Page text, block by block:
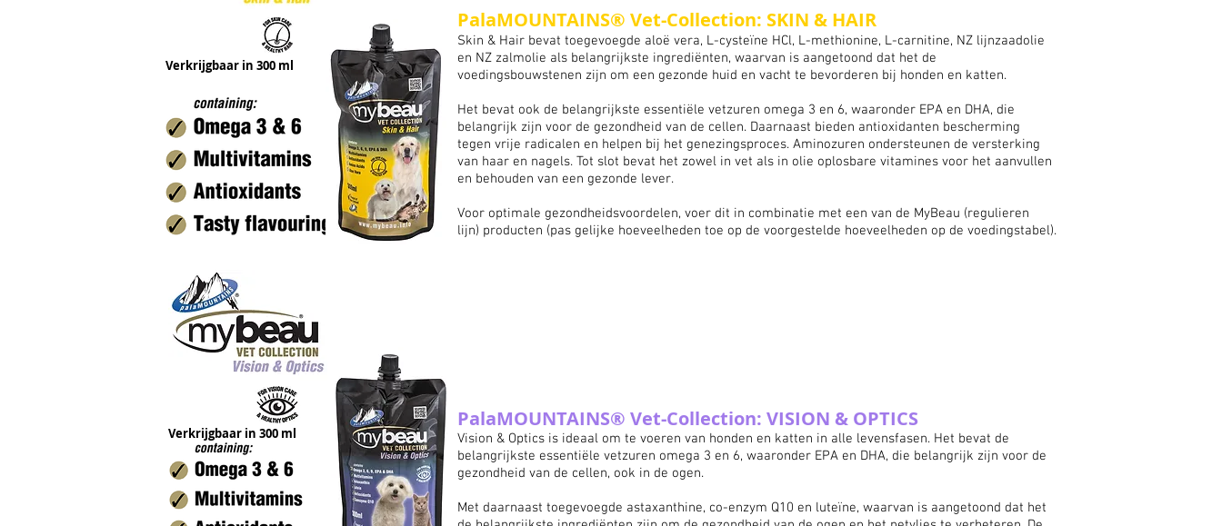
Verkrijgbaar in 300 ml
PalaMOUNTAINS® Vet-Collection: SKIN & HAIR
Skin & Hair bevat toegevoegde aloë vera, L-cysteïne HCl, L-methionine, L-carnitine, NZ lijnzaadolie
en NZ zalmolie als belangrijkste ingrediënten, waarvan is aangetoond dat het de
voedingsbouwstenen zijn om een gezonde huid en vacht te bevorderen bij honden en katten.
Het bevat ook de belangrijkste essentiële vetzuren omega 3 en 6, waaronder EPA en DHA, die
belangrijk zijn voor de gezondheid van de cellen. Daarnaast bieden antioxidanten bescherming
tegen vrije radicalen en helpen bij het genezingsproces. Aminozuren ondersteunen de versterking
van haar en nagels. Tot slot bevat het zowel in vet als in olie oplosbare vitamines voor het aanvullen
en behouden van een gezonde lever.
Voor optimale gezondheidsvoordelen, voer dit in combinatie met een van de MyBeau (regulieren
lijn) producten (pas gelijke hoeveelheden toe op de voorgestelde hoeveelheden op de voedingstabel).
Verkrijgbaar in 300 ml
PalaMOUNTAINS® Vet-Collection: VISION & OPTICS
Vision & Optics is ideaal om te voeren van honden en katten in alle levensfasen. Het bevat de
belangrijkste essentiële vetzuren omega 3 en 6, waaronder EPA en DHA, die belangrijk zijn voor de
gezondheid van de cellen, ook in de ogen.
Met daarnaast toegevoegde astaxanthine, co-enzym Q10 en luteïne, waarvan is aangetoond dat het